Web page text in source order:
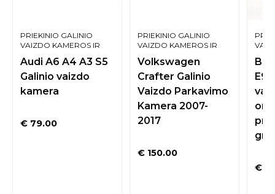
PRIEKINIO GALINIO
VAIZDO KAMEROS IR
Audi A6 A4 A3 S5
Galinio vaizdo
kamera
€ 79.00
PRIEKINIO GALINIO
VAIZDO KAMEROS IR
Volkswagen
Crafter Galinio
Vaizdo Parkavimo
Kamera 2007-
2017
€150.00
€